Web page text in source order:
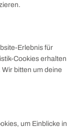
Erlebnis für
Cookies erhalten
bitten um deine
um Einblicke in